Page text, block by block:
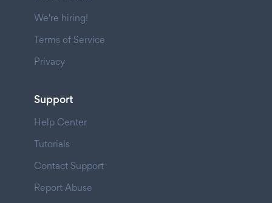
We're hiring!
Terms of Service
Privacy
Support
Help Center
Tutorials
Contact Support
Report Abuse